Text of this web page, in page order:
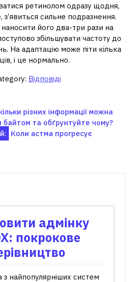
ретинолом одразу щодня,
з’явиться сильне подразнення.
його два-три рази на
збільшувати частоту до
На адаптацію може піти кілька
і це нормально.
Відповіді
різних інформації можна
та обґрунтуйте чому?
Коли астма прогресує
адмінку
покрокове
з найпопулярніших систем